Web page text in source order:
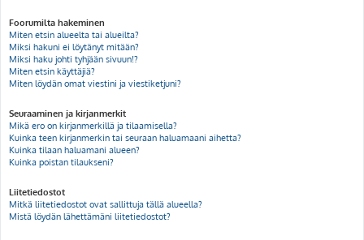
Foorumilta hakeminen
Miten etsin alueelta tai alueilta?
Miksi hakuni ei löytänyt mitään?
Miksi haku johti tyhjään sivuun!?
Miten etsin käyttäjiä?
Miten löydän omat viestini ja viestiketjuni?
Seuraaminen ja kirjanmerkit
Mikä ero on kirjanmerkillä ja tilaamisella?
Kuinka teen kirjanmerkin tai seuraan haluamaani aihetta?
Kuinka tilaan haluamani alueen?
Kuinka poistan tilaukseni?
Liitetiedostot
Mitkä liitetiedostot ovat sallittuja tällä alueella?
Mistä löydän lähettämäni liitetiedostot?